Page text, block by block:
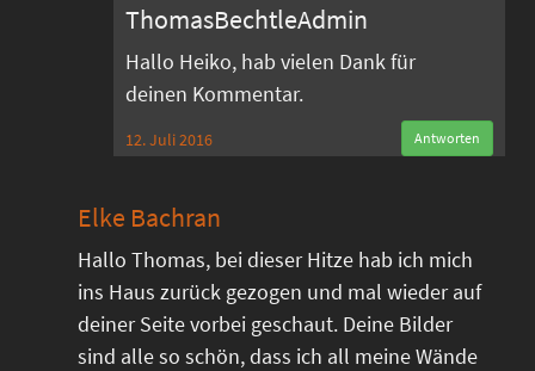
ThomasBechtleAdmin
Hallo Heiko, hab vielen Dank für
deinen Kommentar.
12. Juli 2016 Antworten
Elke Bachran
Hallo Thomas, bei dieser Hitze hab ich mich
ins Haus zurück gezogen und mal wieder auf
deiner Seite vorbei geschaut. Deine Bilder
sind alle so schön, dass ich all meine Wände